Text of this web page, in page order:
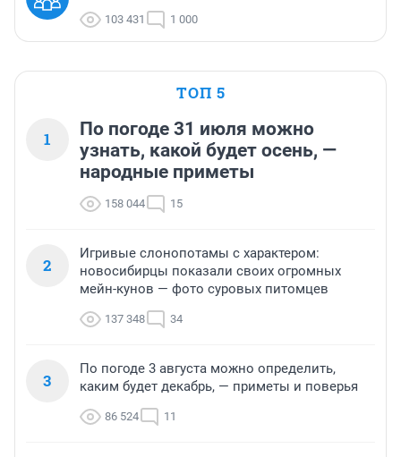
103 431 1 000
ТОП 5
1
По погоде 31 июля можно
узнать, какой будет осень, —
народные приметы
158 044 15
2
Игривые слонопотамы с характером:
новосибирцы показали своих огромных
мейн-кунов — фото суровых питомцев
137 348 34
3
По погоде 3 августа можно определить,
каким будет декабрь, — приметы и поверья
86 524 11